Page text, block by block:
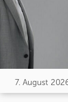
7. August